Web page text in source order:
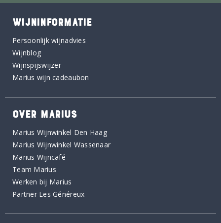
WIJNINFORMATIE
Persoonlijk wijnadvies
Wijnblog
Wijnspijswijzer
Marius wijn cadeaubon
OVER MARIUS
Marius Wijnwinkel Den Haag
Marius Wijnwinkel Wassenaar
Marius Wijncafé
Team Marius
Werken bij Marius
Partner Les Généreux